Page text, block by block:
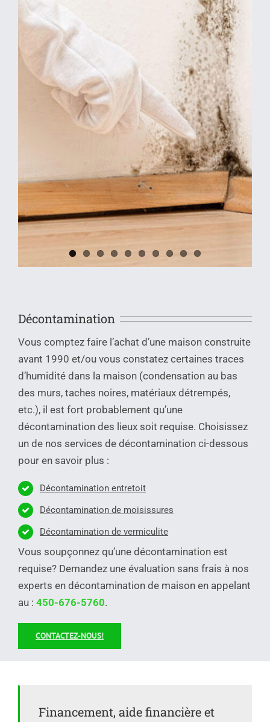
Décontamination
Vous comptez faire l’achat d’une maison construite
avant 1990 et/ou vous constatez certaines traces
d’humidité dans la maison (condensation au bas
des murs, taches noires, matériaux détrempés,
etc.), il est fort probablement qu’une
décontamination des lieux soit requise. Choisissez
un de nos services de décontamination ci-dessous
pour en savoir plus :
Décontamination entretoit
Décontamination de moisissures
Décontamination de vermiculite
Vous soupçonnez qu’une décontamination est
requise? Demandez une évaluation sans frais à nos
experts en décontamination de maison en appelant
au : 450-676-5760.
CONTACTEZ-NOUS!
Financement, aide financière et